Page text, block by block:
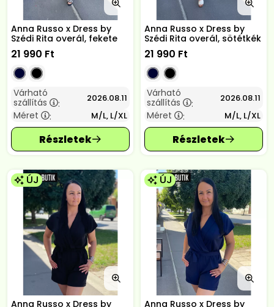
Anna Russo x Dress by
Szédi Rita overál, fekete
21 990 Ft
Várható
szállítás
: 2026.08.11
Méret : M/L, L/XL
Anna Russo x Dress by
Szédi Rita overál, sötétkék
21 990 Ft
Várható
szállítás
: 2026.08.11
Méret : M/L, L/XL
ÚJ
Anna Russo x Dress by
ÚJ
Anna Russo x Dress by